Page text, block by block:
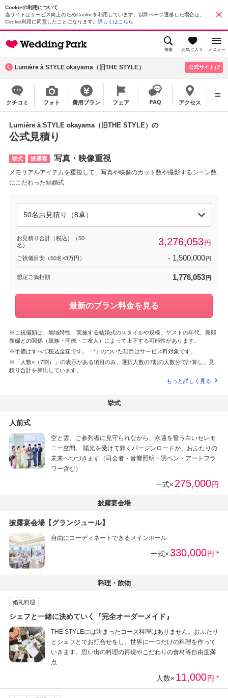
Cookieの利用について
当サイトはサービス向上のためCookieを利用しています。以降ページ遷移した場合は、
Cookie利用に同意したことになります。 詳しくはこちら
検索 お気に入り メニュー
Lumière à STYLE okayama（旧THE STYLE） 公式サイト
クチコミ フォト 費用プラン フェア FAQ アクセス
Lumière à STYLE okayama（旧THE STYLE）の
公式見積り
挙式 披露宴 写真・映像重視
メモリアルアイテムを重視して、写真や映像のカット数や撮影するシーン数
にこだわった結婚式
お見積り合計（税込）（50
名）
3,276,053円
ご祝儀目安（50名×3万円） - 1,500,000円
想定ご負担額 1,776,053 円
最新のプラン料金を見る
※ご祝儀額は、地域特性、実施する結婚式のスタイルや規模、ゲストの年代、新郎
新婦との関係（親族・同僚・ご友人）によって上下する可能性があります。
※単価はすべて税込金額です。「*」のついた項目はサービス料対象です。
※「人数×（7割）」の表示がある項目のみ、選択人数の7割の人数分で計算し、見
積り合計を算出しています。
もっと詳しく見る
挙式
人前式
空と雲、ご参列者に見守られながら、永遠を誓う白いセレモ
ニー空間。 陽光を受けて輝くバージンロードが、おふたりの
未来へつづきます（司会者・音響照明・羽ペン・アートフラ
ワー含む）
一式× 275,000円
披露宴会場
披露宴会場【グランジュール】
自由にコーディネートできるメインホール
一式×330,000円 *
料理・飲物
婚礼料理
シェフと一緒に決めていく『完全オーダーメイド』
THE STYLEには決まったコース料理はありません。おふたり
とシェフとでお打合せをし、世界に一つだけの料理を作って
いきます。思い出の料理の再現やこだわりの食材等自由度満
点
人数× 11,000円 *